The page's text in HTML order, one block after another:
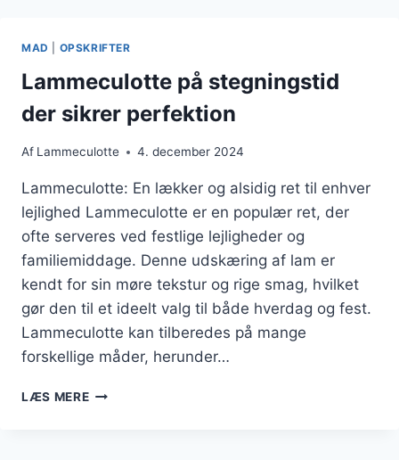
MAD OPSKRIFTER
Lammeculotte på stegningstid
der sikrer perfektion
Af Lammeculotte 4. december 2024
Lammeculotte: En lækker og alsidig ret til enhver
lejlighed Lammeculotte er en populær ret, der
ofte serveres ved festlige lejligheder og
familiemiddage. Denne udskæring af lam er
kendt for sin møre tekstur og rige smag, hvilket
gør den til et ideelt valg til både hverdag og fest.
Lammeculotte kan tilberedes på mange
forskellige måder, herunder…
LÆS MERELAMMECULOTTE